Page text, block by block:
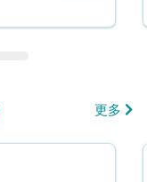
更多